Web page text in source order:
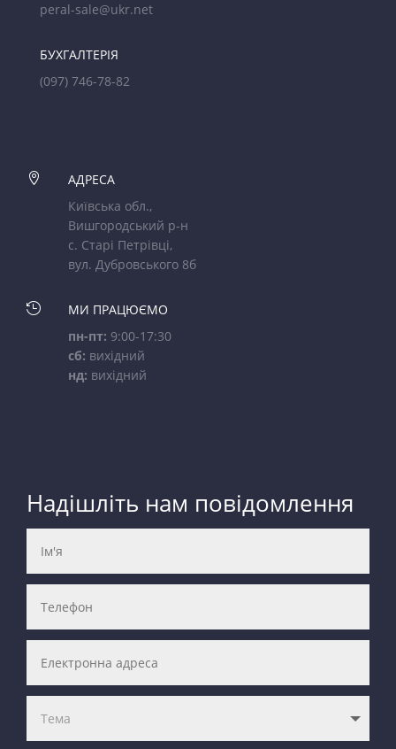
peral-sale@ukr.net
БУХГАЛТЕРІЯ
(097) 746-78-82

АДРЕСА
Київська обл.,
Вишгородський р-н
с. Старі Петрівці,
вул. Дубровського 8б

МИ ПРАЦЮЄМО
пн-пт: 9:00-17:30
сб: вихідний
нд: вихідний
Надішліть нам повідомлення